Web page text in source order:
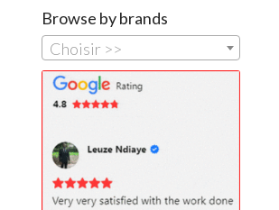
Browse by brands
Choisir >>